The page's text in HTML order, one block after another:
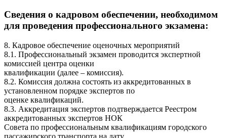
Сведения о кадровом обеспечении, необходимом
для проведения профессионального экзамена:
8. Кадровое обеспечение оценочных мероприятий
8.1. Профессиональный экзамен проводится экспертной
комиссией центра оценки
квалификации (далее – комиссия).
8.2. Комиссия должна состоять из аккредитованных в
установленном порядке экспертов по
оценке квалификаций.
8.3. Аккредитация экспертов подтверждается Реестром
аккредитованных экспертов НОК
Совета по профессиональным квалификациям городского
пассажирского транспорта на дату